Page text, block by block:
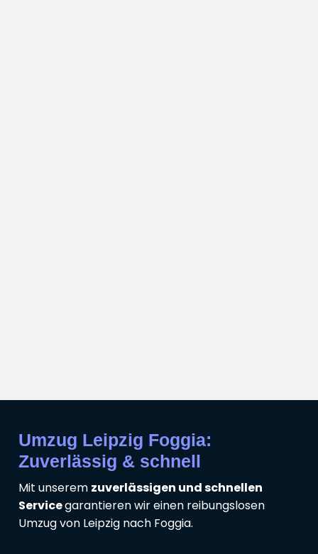
Umzug Leipzig Foggia:
Zuverlässig & schnell
Mit unserem zuverlässigen und schnellen
Servicegarantieren wir einen reibungslosen
Umzug von Leipzig nach Foggia.